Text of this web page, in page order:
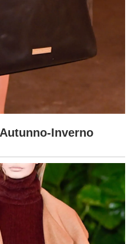
Inverno